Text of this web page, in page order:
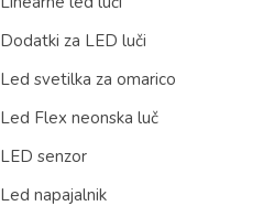
Dodatki za LED luči
Led svetilka za omarico
Led Flex neonska luč
LED senzor
Led napajalnik